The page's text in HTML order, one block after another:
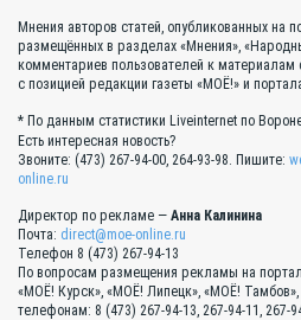
Мнения авторов статей, опубликованных на
размещённых в разделах «Мнения»,
комментариев пользователей к материалам
с позицией редакции газеты «МОЁ!» и
* По данным статистики Liveinternet по
Есть интересная новость?
Звоните: (473) 267-94-00, 264-93-98. Пишите:
online.ru
Директор по рекламе — Анна Калинина
Почта: direct@moe-online.ru
Телефон 8 (473) 267-94-13
По вопросам размещения рекламы на
«МОЁ! Курск», «МОЁ! Липецк», «МОЁ! Тамбов»,
телефонам: 8 (473) 267-94-13, 267-94-11, 267-